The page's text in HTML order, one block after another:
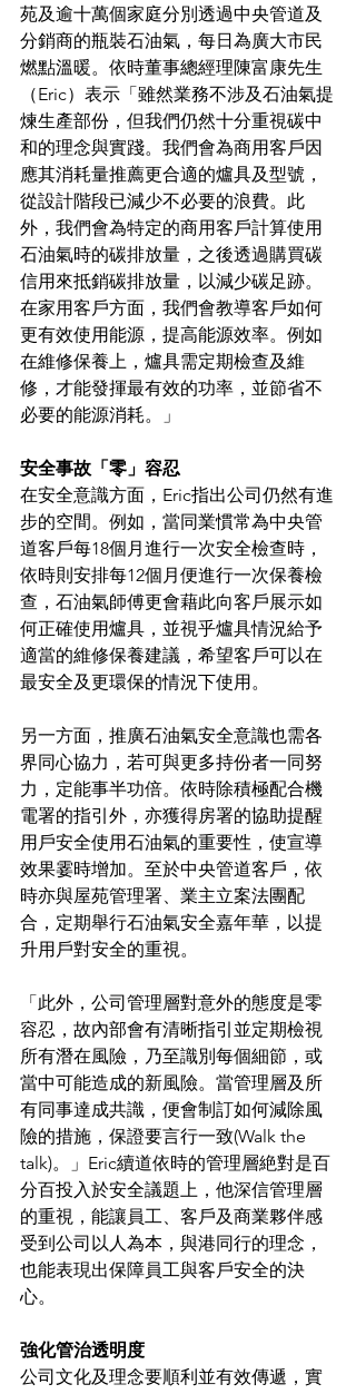
苑及逾十萬個家庭分別透過中央管道及
分銷商的瓶裝石油氣，每日為廣大市民
燃點溫暖。依時董事總經理陳富康先生
（Eric）表示「雖然業務不涉及石油氣提
煉生產部份，但我們仍然十分重視碳中
和的理念與實踐。我們會為商用客戶因
應其消耗量推薦更合適的爐具及型號，
從設計階段已減少不必要的浪費。此
外，我們會為特定的商用客戶計算使用
石油氣時的碳排放量，之後透過購買碳
信用來抵銷碳排放量，以減少碳足跡。
在家用客戶方面，我們會教導客戶如何
更有效使用能源，提高能源效率。例如
在維修保養上，爐具需定期檢查及維
修，才能發揮最有效的功率，並節省不
必要的能源消耗。」
安全事故「零」容忍
在安全意識方面，Eric指出公司仍然有進
步的空間。例如，當同業慣常為中央管
道客戶每18個月進行一次安全檢查時，
依時則安排每12個月便進行一次保養檢
查，石油氣師傅更會藉此向客戶展示如
何正確使用爐具，並視乎爐具情況給予
適當的維修保養建議，希望客戶可以在
最安全及更環保的情況下使用。
另一方面，推廣石油氣安全意識也需各
界同心協力，若可與更多持份者一同努
力，定能事半功倍。依時除積極配合機
電署的指引外，亦獲得房署的協助提醒
用戶安全使用石油氣的重要性，使宣導
效果霎時增加。至於中央管道客戶，依
時亦與屋苑管理署、業主立案法團配
合，定期舉行石油氣安全嘉年華，以提
升用戶對安全的重視。
「此外，公司管理層對意外的態度是零
容忍，故內部會有清晰指引並定期檢視
所有潛在風險，乃至識別每個細節，或
當中可能造成的新風險。當管理層及所
有同事達成共識，便會制訂如何減除風
險的措施，保證要言行一致(Walk the
talk)。」Eric續道依時的管理層絶對是百
分百投入於安全議題上，他深信管理層
的重視，能讓員工、客戶及商業夥伴感
受到公司以人為本，與港同行的理念，
也能表現出保障員工與客戶安全的決
心。
強化管治透明度
公司文化及理念要順利並有效傳遞，實